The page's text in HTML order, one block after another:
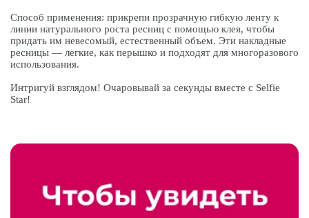
Способ применения: прикрепи прозрачную гибкую ленту к
линии натурального роста ресниц с помощью клея, чтобы
придать им невесомый, естественный объем. Эти накладные
ресницы — легкие, как перышко и подходят для многоразового
использования.
Интригуй взглядом! Очаровывай за секунды вместе с Selfie
Star!